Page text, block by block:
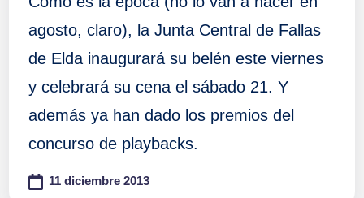
agosto, claro), la Junta Central de Fallas
de Elda inaugurará su belén este viernes
y celebrará su cena el sábado 21. Y
además ya han dado los premios del
concurso de playbacks.
11 diciembre 2013